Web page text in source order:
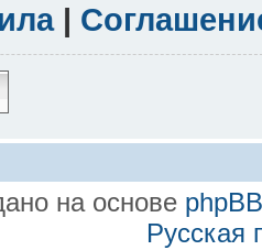
|
на основе phpBB
Русская